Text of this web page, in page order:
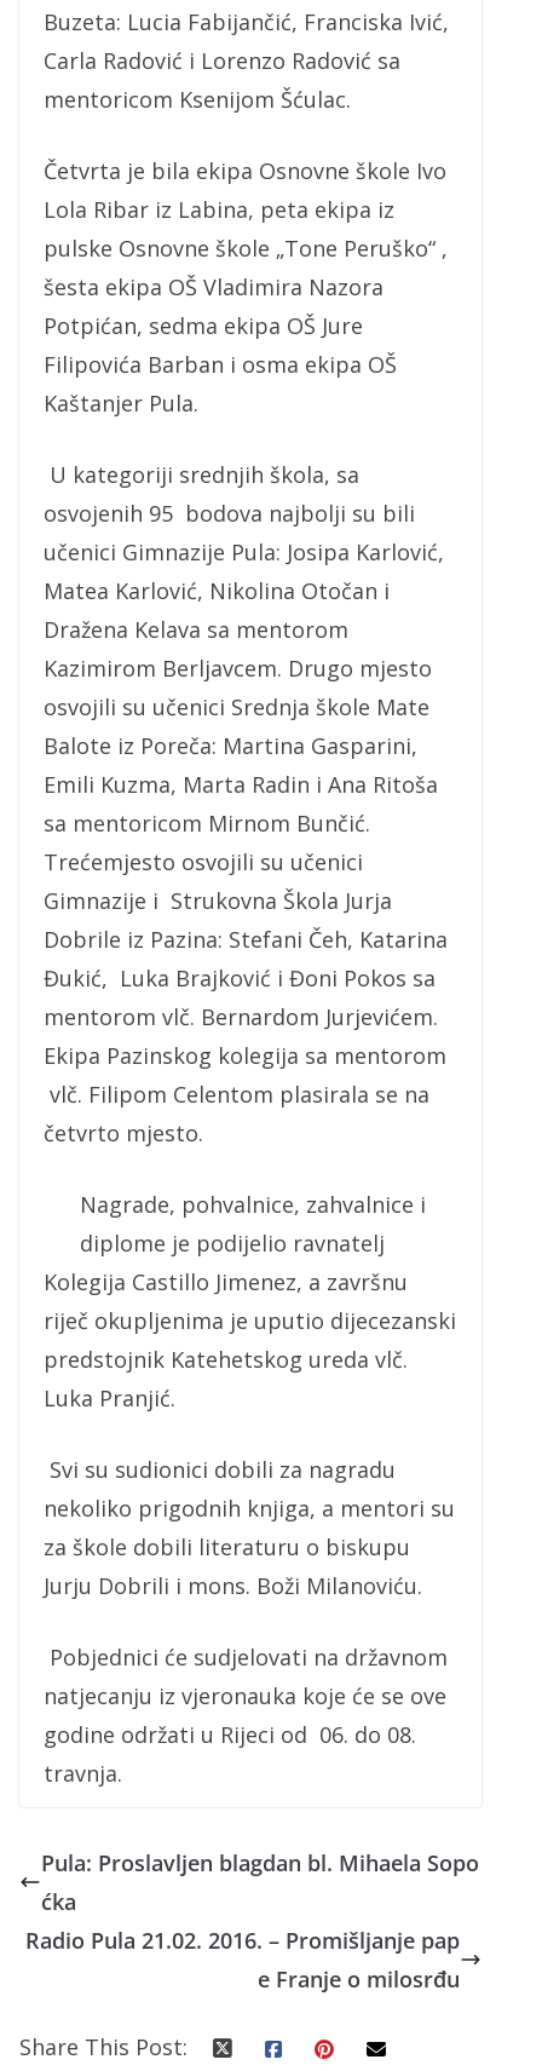
Buzeta: Lucia Fabijančić, Franciska Ivić,
Carla Radović i Lorenzo Radović sa
mentoricom Ksenijom Šćulac.
Četvrta je bila ekipa Osnovne škole Ivo
Lola Ribar iz Labina, peta ekipa iz
pulske Osnovne škole „Tone Peruško“ ,
šesta ekipa OŠ Vladimira Nazora
Potpićan, sedma ekipa OŠ Jure
Filipovića Barban i osma ekipa OŠ
Kaštanjer Pula.
U kategoriji srednjih škola, sa
osvojenih 95 bodova najbolji su bili
učenici Gimnazije Pula: Josipa Karlović,
Matea Karlović, Nikolina Otočan i
Dražena Kelava sa mentorom
Kazimirom Berljavcem. Drugo mjesto
osvojili su učenici Srednja škole Mate
Balote iz Poreča: Martina Gasparini,
Emili Kuzma, Marta Radin i Ana Ritoša
sa mentoricom Mirnom Bunčić.
Trećemjesto osvojili su učenici
Gimnazije i Strukovna Škola Jurja
Dobrile iz Pazina: Stefani Čeh, Katarina
Đukić, Luka Brajković i Đoni Pokos sa
mentorom vlč. Bernardom Jurjevićem.
Ekipa Pazinskog kolegija sa mentorom
vlč. Filipom Celentom plasirala se na
četvrto mjesto.
Nagrade, pohvalnice, zahvalnice i
diplome je podijelio ravnatelj
Kolegija Castillo Jimenez, a završnu
riječ okupljenima je uputio dijecezanski
predstojnik Katehetskog ureda vlč.
Luka Pranjić.
Svi su sudionici dobili za nagradu
nekoliko prigodnih knjiga, a mentori su
za škole dobili literaturu o biskupu
Jurju Dobrili i mons. Boži Milanoviću.
Pobjednici će sudjelovati na državnom
natjecanju iz vjeronauka koje će se ove
godine održati u Rijeci od 06. do 08.
travnja.
Pula: Proslavljen blagdan bl. Mihaela Sopo
ćka
Radio Pula 21.02. 2016. – Promišljanje pap
e Franje o milosrđu
Share This Post: